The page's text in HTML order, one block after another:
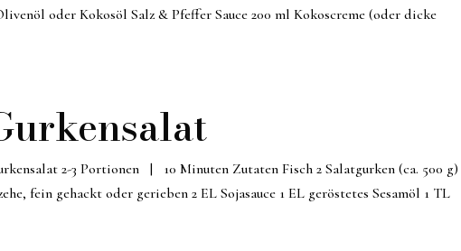
oder Kokosöl Salz & Pfeffer Sauce 200 ml Kokoscreme (oder dicke
2-3 Portionen | 10 Minuten Zutaten Fisch 2 Salatgurken (ca. 500 g)
fein gehackt oder gerieben 2 EL Sojasauce 1 EL geröstetes Sesamöl 1 TL